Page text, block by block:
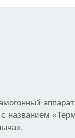
с названием